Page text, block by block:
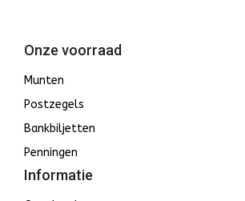
Onze voorraad
Munten
Postzegels
Bankbiljetten
Penningen
Informatie